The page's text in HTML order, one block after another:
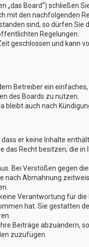
„das Board“) schließen
mit den nachfolgenden
sind, so dürfen Sie
Regelungen.
geschlossen und kann
Betreiber ein
des Boards zu nutzen.
bleibt auch nach
er keine Inhalte
das Recht besitzen, die
Bei Verstößen gegen
nach Abmahnung
Verantwortung für
hat. Sie gestatten
Beiträge abzuändern,
zuzufügen.